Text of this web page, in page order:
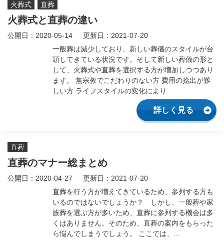
火葬式 直葬
公開日：2020-05-14 更新日：2021-07-20
火葬式と直葬の違い
一般葬は減少しており、新しい葬儀のスタイルが台
頭してきている状況です。そして新しい葬儀の形と
して、火葬式や直葬を選択する方が増加しつつあり
ます。 無宗教でこだわりのない方 費用の捻出が難
しい方 ライフスタイルの変化により…
詳しく見る
直葬
公開日：2020-04-27 更新日：2021-07-20
直葬のマナー総まとめ
直葬を行う方が増えてきているため、参列する方も
いるのではないでしょうか？ しかし、一般葬や家
族葬を選ぶ方が多いため、直葬に参列する機会は多
くはありません。そのため、直葬の案内をもらった
ら悩んでしまうでしょう。 ここでは、…